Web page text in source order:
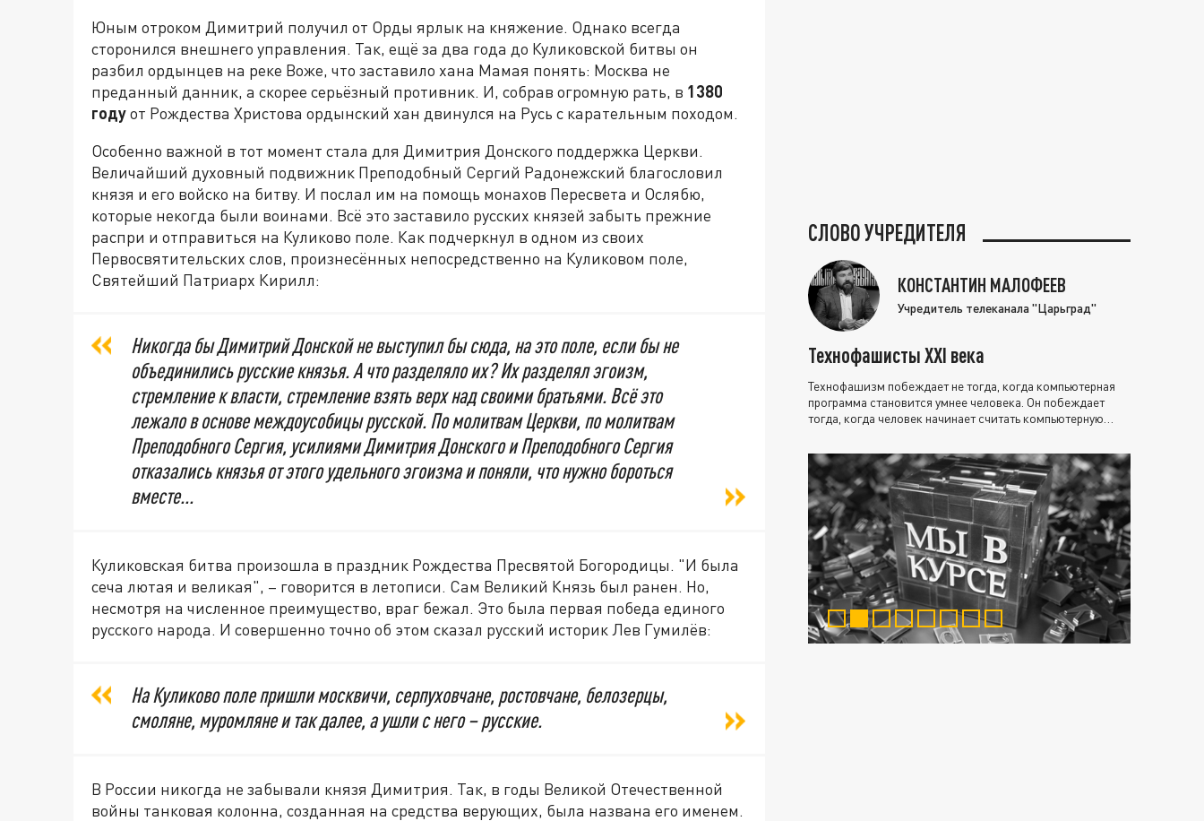
Юным отроком Димитрий получил от Орды ярлык на княжение. Однако всегда
сторонился внешнего управления. Так, ещё за два года до Куликовской битвы он
разбил ордынцев на реке Воже, что заставило хана Мамая понять: Москва не
преданный данник, а скорее серьёзный противник. И, собрав огромную рать, в 1380
годуот Рождества Христова ордынский хан двинулся на Русь с карательным походом.
Особенно важной в тот момент стала для Димитрия Донского поддержка Церкви.
Величайший духовный подвижник Преподобный Сергий Радонежский благословил
князя и его войско на битву. И послал им на помощь монахов Пересвета и Ослябю,
которые некогда были воинами. Всё это заставило русских князей забыть прежние
распри и отправиться на Куликово поле. Как подчеркнул в одном из своих
Первосвятительских слов, произнесённых непосредственно на Куликовом поле,
Святейший Патриарх Кирилл:
Никогда бы Димитрий Донской не выступил бы сюда, на это поле, если бы не
объединились русские князья. А что разделяло их? Их разделял эгоизм,
стремление к власти, стремление взять верх над своими братьями. Всё это
лежало в основе междоусобицы русской. По молитвам Церкви, по молитвам
Преподобного Сергия, усилиями Димитрия Донского и Преподобного Сергия
отказались князья от этого удельного эгоизма и поняли, что нужно бороться
вместе...
Куликовская битва произошла в праздник Рождества Пресвятой Богородицы. "И была
сеча лютая и великая", – говорится в летописи. Сам Великий Князь был ранен. Но,
несмотря на численное преимущество, враг бежал. Это была первая победа единого
русского народа. И совершенно точно об этом сказал русский историк Лев Гумилёв:
На Куликово поле пришли москвичи, серпуховчане, ростовчане, белозерцы,
смоляне, муромляне и так далее, а ушли с него – русские.
В России никогда не забывали князя Димитрия. Так, в годы Великой Отечественной
войны танковая колонна, созданная на средства верующих, была названа его именем.
СЛОВО УЧРЕДИТЕЛЯ
КОНСТАНТИН МАЛОФЕЕВ
Учредитель телеканала "Царьград"
Технофашисты XXI века
Технофашизм побеждает не тогда, когда компьютерная
программа становится умнее человека. Он побеждает
тогда, когда человек начинает считать компьютерную